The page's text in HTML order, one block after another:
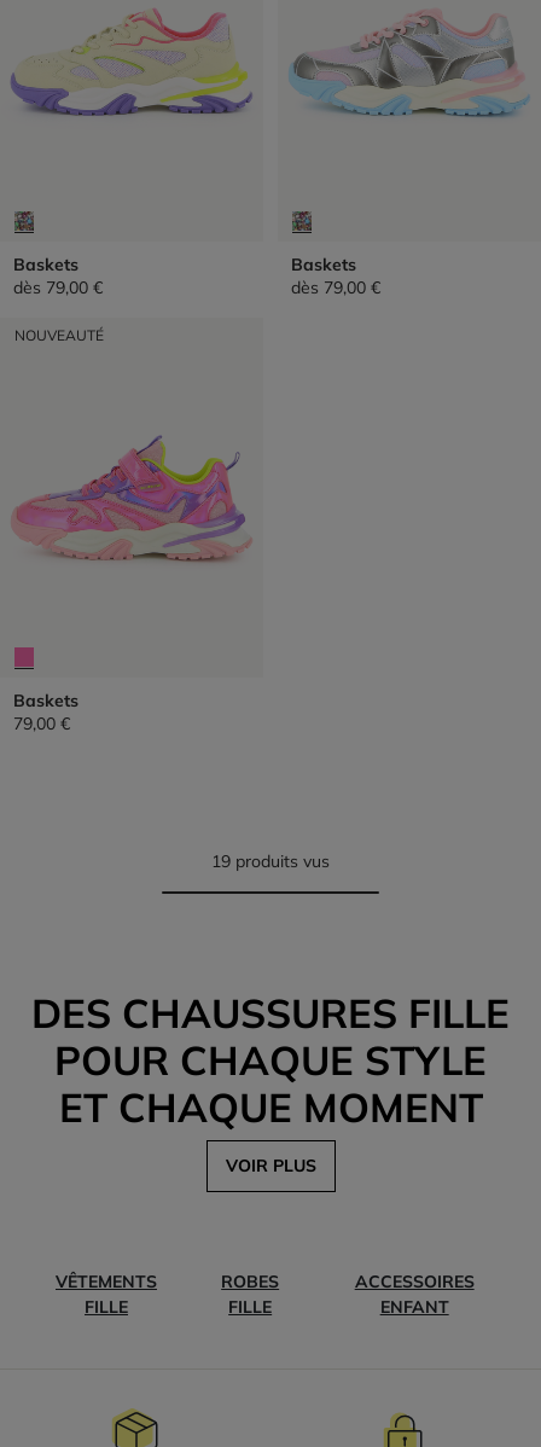
Baskets
dès 79,00 €
Baskets
dès 79,00 €
NOUVEAUTÉ
Baskets
79,00 €
19 produits vus
DES CHAUSSURES FILLE
POUR CHAQUE STYLE
ET CHAQUE MOMENT
VOIR PLUS
VÊTEMENTS
FILLE
ROBES
FILLE
ACCESSOIRES
ENFANT